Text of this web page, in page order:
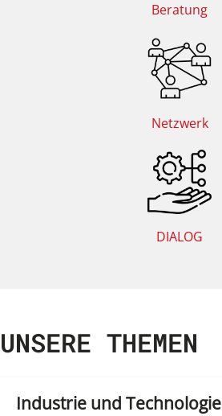
Beratung
Netzwerk
DIALOG
UNSERE THEMEN
Industrie und Technologie